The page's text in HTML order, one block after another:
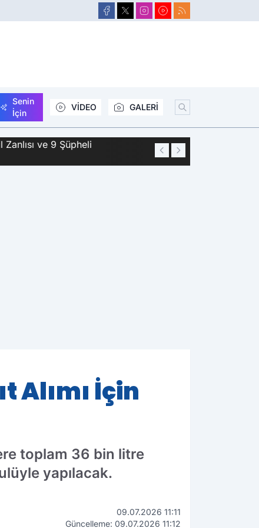
Senin
İçin
VİDEO GALERİ
ve 9 Şüpheli
01:44
Alımı İçin
toplam 36 bin litre
yapılacak.
09.07.2026 11:11
Güncelleme: 09.07.2026 11:12